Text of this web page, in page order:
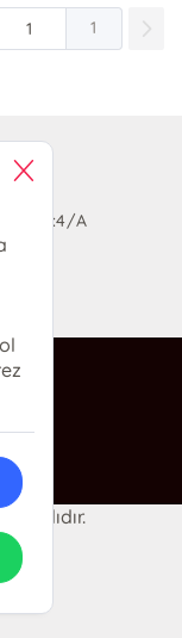
1
No:4/A
saklıdır.